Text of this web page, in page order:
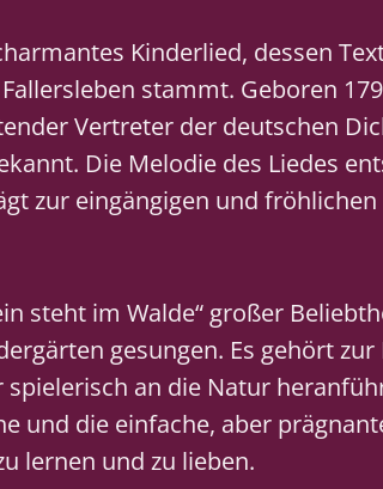
Kinderlied, dessen
stammt. Geboren
Vertreter der deutschen
Die Melodie des Liedes
zur eingängigen und
steht im Walde“ großer
gesungen. Es gehört zur
an die Natur
und die einfache, aber
lernen und zu lieben.